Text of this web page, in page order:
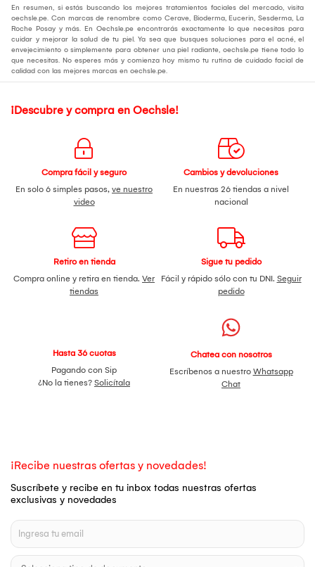
En resumen, si estás buscando los mejores tratamientos faciales del mercado, visita
oechsle.pe. Con marcas de renombre como Cerave, Bioderma, Eucerin, Sesderma, La
Roche Posay y más. En Oechsle.pe encontrarás exactamente lo que necesitas para
cuidar y mejorar la salud de tu piel. Ya sea que busques soluciones para el acné, el
envejecimiento o simplemente para obtener una piel radiante, oechsle.pe tiene todo lo
que necesitas. No esperes más y comienza hoy mismo tu rutina de cuidado facial de
calidad con las mejores marcas en oechsle.pe.
¡Descubre y compra en Oechsle!
Compra fácil y seguro
En solo 6 simples pasos, ve nuestro
video
Cambios y devoluciones
En nuestras 26 tiendas a nivel
nacional
Retiro en tienda
Compra online y retira en tienda. Ver
tiendas
Sigue tu pedido
Fácil y rápido sólo con tu DNI. Seguir
pedido
Hasta 36 cuotas
Pagando con Sip
¿No la tienes? Solicítala
Chatea con nosotros
Escríbenos a nuestro Whatsapp
Chat
¡Recibe nuestras ofertas y novedades!
Suscríbete y recibe en tu inbox todas nuestras ofertas
exclusivas y novedades